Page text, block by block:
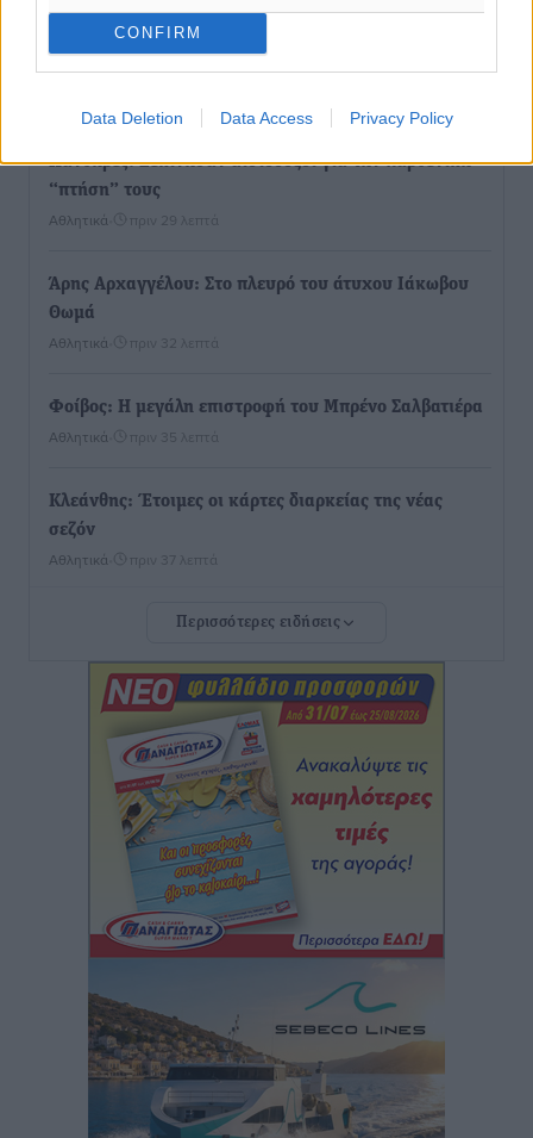
CONFIRM
Data Deletion Data Access Privacy Policy
Στρατηγικές Προτάσεις για την Ενίσχυση της
Δημόσιας Υγείας στη Νησιωτική Ελλάδα και στα
Νοσοκομεία της Γ΄ Ζώνης
Πάνθηρες: Ξεκίνησαν αισιόδοξοι για την παρθενική
“πτήση” τους
Αθλητικά πριν 29 λεπτά
Άρης Αρχαγγέλου: Στο πλευρό του άτυχου Ιάκωβου
Θωμά
Αθλητικά πριν 32 λεπτά
Φοίβος: Η μεγάλη επιστροφή του Μπρένο Σαλβατιέρα
Αθλητικά πριν 35 λεπτά
Κλεάνθης: Έτοιμες οι κάρτες διαρκείας της νέας
σεζόν
Αθλητικά πριν 37 λεπτά
Ατρόμητος Διμυλιάς: Ο Μαργαρίτης και μία
Αθλητικά• πριν 39 λεπτά
Γ.Σ. Διαγόρας: Επέστρεψε στις Ακαδημίες η Ειρήνη
Παπαεμμανουήλ
πριν 2 ώρες
ΣΚΟΕ: Σαββατοκύριακο με αγώνες από τον Σ.Σ. Ρόδου
πριν 3 ώρες
Συνελήφθη 37χρονη στη Ρόδο γιατί είχε αφήσει τα
τρία ανήλικα παιδιά της χωρίς επιτήρηση
Τοπικές Ειδήσεις• πριν 3 ώρες
Σταυρός Καλυθιών: Απέκτησε την Φωτεινή Πιζάνια
πριν 3 ώρες
Περισσότερες ειδήσεις